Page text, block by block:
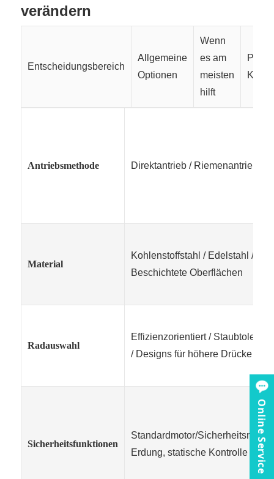
verändern
Entscheidungsbereich
Allgemeine
Optionen
Wenn
es am
meisten
hilft
Antriebsmethode Direktantrieb / Riemenantrieb
Material
Kohlenstoffstahl / Edelstahl /
Beschichtete Oberflächen
Radauswahl
Effizienzorientiert / Staubtolerant
/ Designs für höhere Drücke
Sicherheitsfunktionen
Standardmotor/Sicherheitsmotor,
Erdung, statische Kontrolle
Online Service